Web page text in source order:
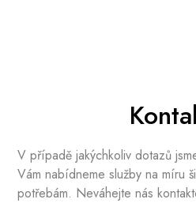
V případě jakýchkoliv dotazů
Vám nabídneme služby na míru
potřebám. Neváhejte nás